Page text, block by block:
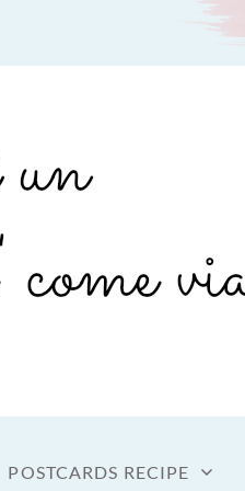
POSTCARDS RECIPE